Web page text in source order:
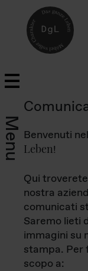
Menu Benvenuti
Leben!
Qui
nostra
comunicati
Saremo lieti
immagini su
stampa. Per
scopo a: